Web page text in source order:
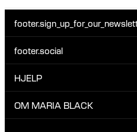
Registrer deg for vårt
nyheter fra Maria Black.
footer.social
INSTAGRAM
TIKTOK
HJELP
KUNDESERVICE & KONTAKT
OM MARIA BLACK